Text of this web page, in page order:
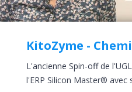
KitoZyme -
L'ancienne Spin-off de
l'ERP Silicon Master® avec